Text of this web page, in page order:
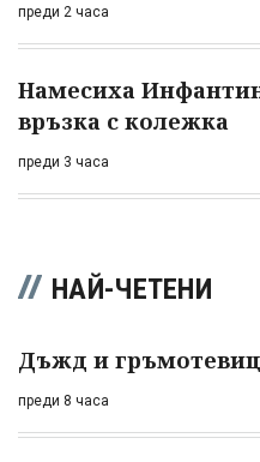
преди 2 часа
Намесиха
връзка с колежка
преди 3 часа
НАЙ-ЧЕТЕНИ
Дъжд и
преди 8 часа